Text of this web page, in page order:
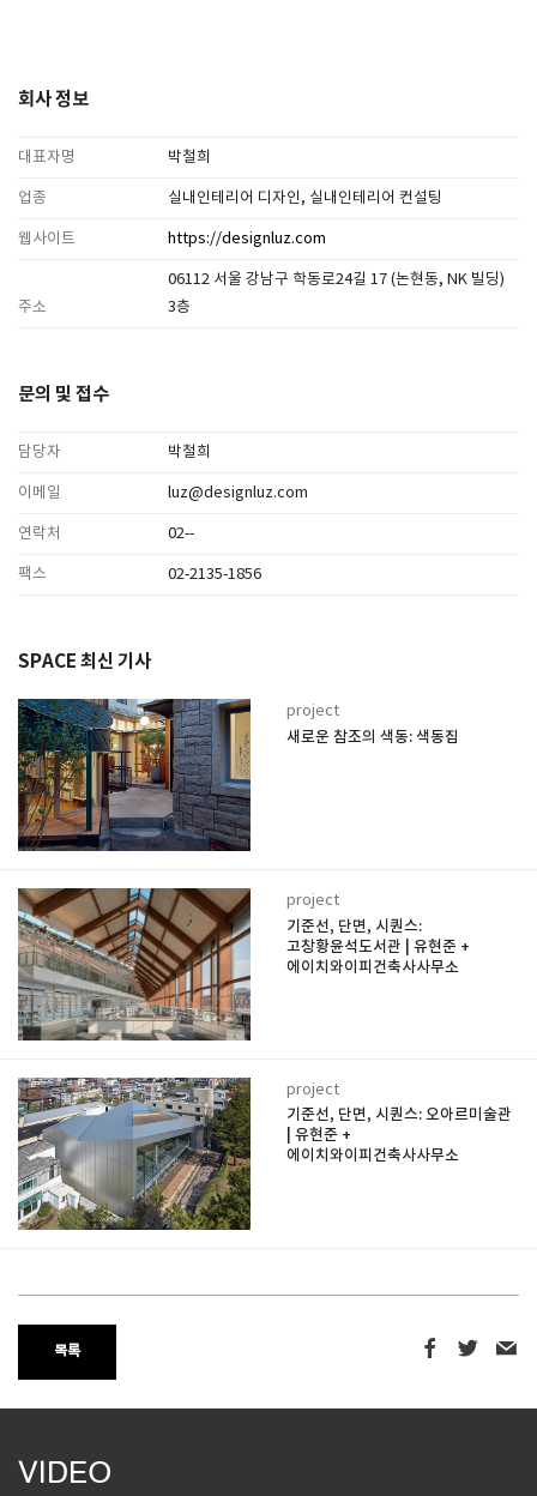
회사 정보
대표자명 박철희
업종 실내인테리어 디자인, 실내인테리어 컨설팅
웹사이트 https://designluz.com
주소
06112 서울 강남구 학동로24길 17 (논현동, NK 빌딩)
3층
문의 및 접수
담당자 박철희
이메일 luz@designluz.com
연락처 02--
팩스 02-2135-1856
SPACE 최신 기사
project
새로운 참조의 색동: 색동집
project
기준선, 단면, 시퀀스:
고창황윤석도서관 | 유현준 +
에이치와이피건축사사무소
project
기준선, 단면, 시퀀스: 오아르미술관
| 유현준 +
에이치와이피건축사사무소
목록
VIDEO